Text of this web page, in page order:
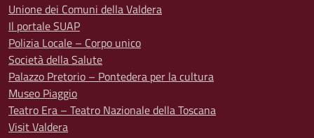
Unione dei Comuni della Valdera
Il portale SUAP
Polizia Locale – Corpo unico
Società della Salute
Palazzo Pretorio – Pontedera per la cultura
Museo Piaggio
Teatro Era – Teatro Nazionale della Toscana
Visit Valdera